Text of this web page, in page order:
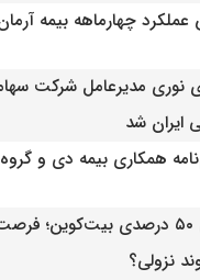
عملکرد چهارماهه بیمه
نوری مدیرعامل شرکت
ایران شد
همکاری بیمه دی و
ریزش ۵۰ درصدی بیت‌کوین؛
نزولی؟